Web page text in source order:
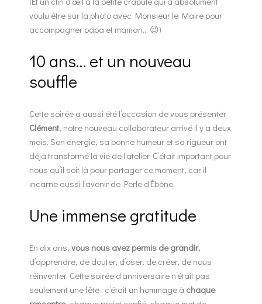
voulu être sur la photo avec Monsieur le Maire pour
accompagner papa et maman… 😉)
10 ans… et un nouveau
souffle
Cette soirée a aussi été l’occasion de vous présenter
Clément, notre nouveau collaborateur arrivé il y a deux
mois. Son énergie, sa bonne humeur et sa rigueur ont
déjà transformé la vie de l’atelier. C’était important pour
nous qu’il soit là pour partager ce moment, car il
incarne aussi l’avenir de Perle d’Ébène.
Une immense gratitude
En dix ans,vous nous avez permis de grandir,
d’apprendre, de douter, d’oser, de créer, de nous
réinventer. Cette soirée d’anniversaire n’était pas
seulement une fête : c’était un hommage à chaque